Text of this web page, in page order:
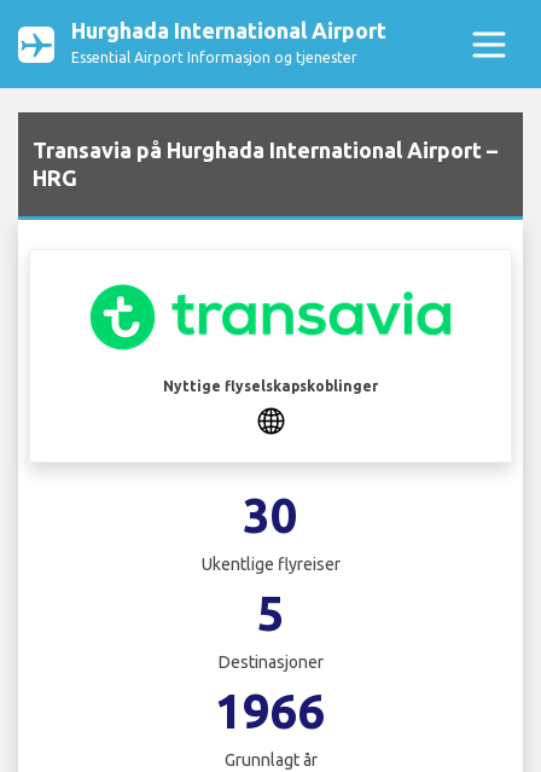
Hurghada International Airport
Essential Airport Informasjon og tjenester
Transavia på Hurghada International Airport –
HRG
Nyttige flyselskapskoblinger
30
Ukentlige flyreiser
5
Destinasjoner
1966
Grunnlagt år